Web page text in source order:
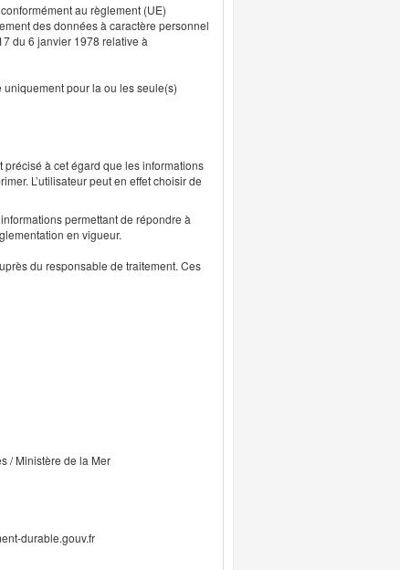
au règlement (UE)
des données à caractère personnel
du 6 janvier 1978 relative à
pour la ou les seule(s)
à cet égard que les informations
L’utilisateur peut en effet choisir de
permettant de répondre à
en vigueur.
du responsable de traitement. Ces
/ Ministère de la Mer
durable.gouv.fr